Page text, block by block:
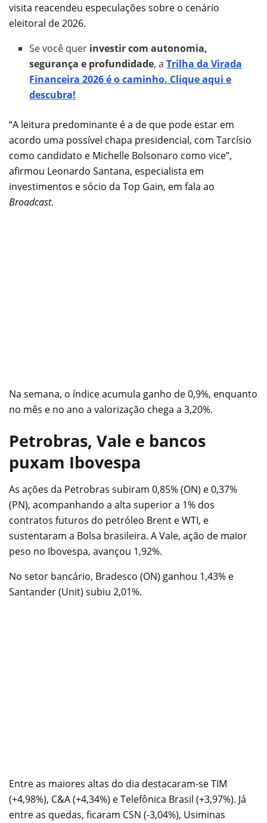
visita reacendeu especulações sobre o cenário
eleitoral de 2026.
Se você quer investir com autonomia,
segurança e profundidade, aTrilha da Virada
Financeira 2026 é o caminho. Clique aqui e
descubra!
“A leitura predominante é a de que pode estar em
acordo uma possível chapa presidencial, com Tarcísio
como candidato e Michelle Bolsonaro como vice”,
afirmou Leonardo Santana, especialista em
investimentos e sócio da Top Gain, em fala ao
Broadcast.
Na semana, o índice acumula ganho de 0,9%, enquanto
no mês e no ano a valorização chega a 3,20%.
Petrobras, Vale e bancos
puxam Ibovespa
As ações da Petrobras subiram 0,85% (ON) e 0,37%
(PN), acompanhando a alta superior a 1% dos
contratos futuros do petróleo Brent e WTI, e
sustentaram a Bolsa brasileira. A Vale, ação de maior
peso no Ibovespa, avançou 1,92%.
No setor bancário, Bradesco (ON) ganhou 1,43% e
Santander (Unit) subiu 2,01%.
Entre as maiores altas do dia destacaram-se TIM
(+4,98%), C&A (+4,34%) e Telefônica Brasil (+3,97%). Já
entre as quedas, ficaram CSN (-3,04%), Usiminas